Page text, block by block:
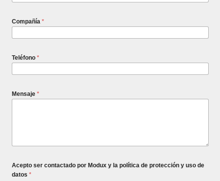
Compañía *
Teléfono *
Mensaje *
Acepto ser contactado por Modux y la política de protección y uso de
datos *